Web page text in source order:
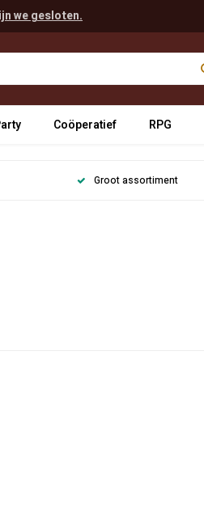
we gesloten.
Coöperatief RPG
Groot assortiment